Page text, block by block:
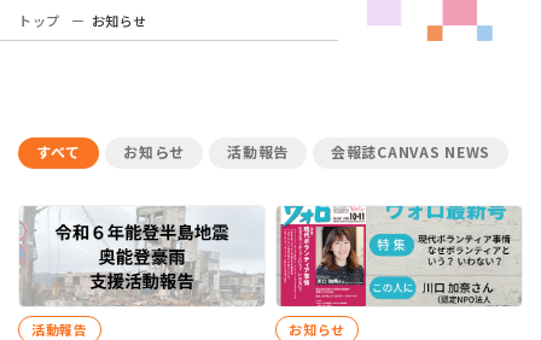
トップ お知らせ
すべて お知らせ 活動報告 会報誌CANVAS NEWS
活動報告 お知らせ